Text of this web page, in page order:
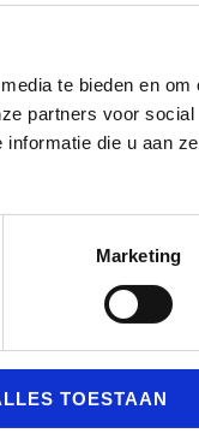
te bieden en om
partners voor social
die u aan
Marketing
TOESTAAN